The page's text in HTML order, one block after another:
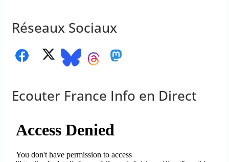
Réseaux Sociaux
Ecouter France Info en Direct